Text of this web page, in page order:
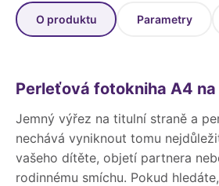
O produktu Parametry
Perleťová fotokniha A4
Jemný výřez na titulní straně a
nechává vyniknout tomu
vašeho dítěte, objetí partnera
rodinnému smíchu. Pokud